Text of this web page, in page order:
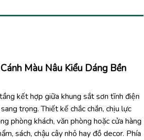
Màu Nâu Kiểu Dáng Bền
kết hợp giữa khung sắt sơn tĩnh điện
trọng. Thiết kế chắc chắn, chịu lực
phòng khách, văn phòng hoặc cửa hàng
sách, chậu cây nhỏ hay đồ decor. Phía